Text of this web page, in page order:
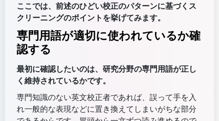
ここでは、前述のひどい校正のパターンに基づくス
クリーニングのポイントを挙げてみます。
専門用語が適切に使われているか確
認する
最初に確認したいのは、研究分野の専門用語が正し
く維持されているかです。
専門知識のない英文校正者であれば、誤って手を入
れ一般的な表現などに置き換えてしまいがちな部分